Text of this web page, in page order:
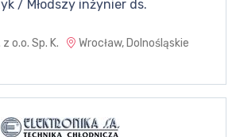
/ Młodszy inżynier ds.
o.o. Sp. K.
Wrocław, Dolnośląskie